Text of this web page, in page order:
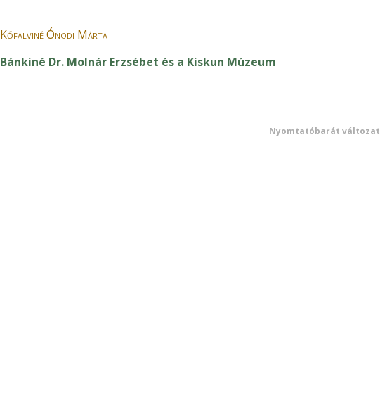
Kőfalviné Ónodi Márta
Bánkiné Dr. Molnár Erzsébet és a Kiskun Múzeum
Nyomtatóbarát változat